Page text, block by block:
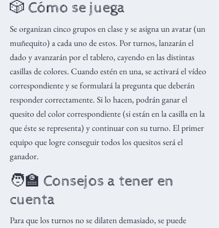
🎲 Cómo se juega
Se organizan cinco grupos en clase y se asigna un avatar (un
muñequito) a cada uno de estos. Por turnos, lanzarán el
dado y avanzarán por el tablero, cayendo en las distintas
casillas de colores. Cuando estén en una, se activará el vídeo
correspondiente y se formulará la pregunta que deberán
responder correctamente. Si lo hacen, podrán ganar el
quesito del color correspondiente (si están en la casilla en la
que éste se representa) y continuar con su turno. El primer
equipo que logre conseguir todos los quesitos será el
ganador.
🧑‍🏫 Consejos a tener en
cuenta
Para que los turnos no se dilaten demasiado, se puede